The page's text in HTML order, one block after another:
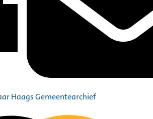
Haags Gemeentearchief